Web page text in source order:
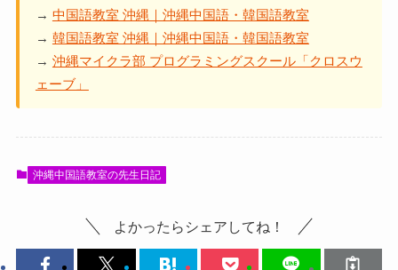
→ 中国語教室 沖縄｜沖縄中国語・韓国語教室
→ 韓国語教室 沖縄｜沖縄中国語・韓国語教室
→ 沖縄マイクラ部 プログラミングスクール「クロスウ
ェーブ」
沖縄中国語教室の先生日記
よかったらシェアしてね！